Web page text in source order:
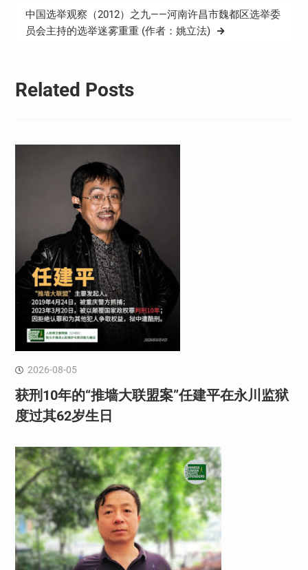
航
中国选举观察（2012）之九——河南许昌市魏都区选举委
员会主持的选举迷雾重重 (作者：姚立法)
Related Posts
2026-08-05
获刑10年的“推墙大联盟案”任建平在永川监狱
度过其62岁生日